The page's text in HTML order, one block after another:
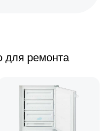
для ремонта